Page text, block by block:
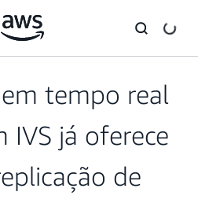
tempo real
IVS já oferece
de